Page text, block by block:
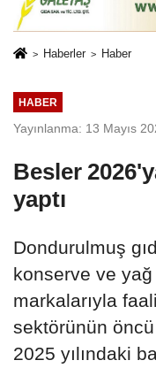
Haberler Haber
HABER
Yayınlanma: 13 Mayıs
Besler
yaptı
Dondurulmuş
konserve ve
markalarıyla
sektörünün
2025 yılındaki